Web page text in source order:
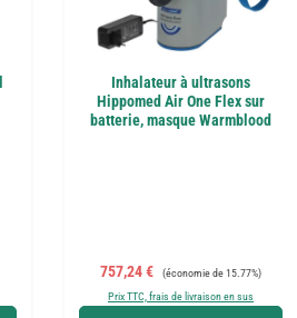
Inhalateur à ultrasons
Hippomed Air One Flex sur
batterie, masque Warmblood
Prix de vente :
757,24 € Prix régulier :
(économie de 15.77%)
Prix TTC, frais de livraison en sus